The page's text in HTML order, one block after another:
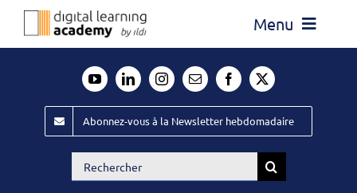
Passer
Menu
Évènements ILDI
Offres d’emploi
Abonnez-vous à la Newsletter hebdomadaire
Rechercher: